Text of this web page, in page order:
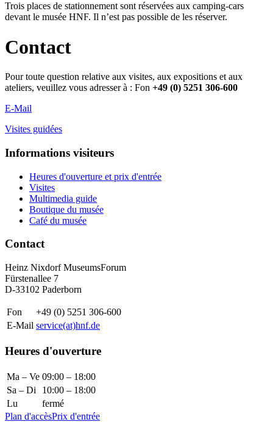
Trois places de stationnement sont réservées aux camping-cars
devant le musée HNF. Il n’est pas possible de les réserver.
Contact
Pour toute question relative aux visites, aux expositions et aux
ateliers, veuillez vous adresser à : Fon +49 (0) 5251 306-600
E-Mail
Visites guidées
Informations visiteurs
Heures d'ouverture et prix d'entrée
Visites
Multimedia guide
Boutique du musée
Café du musée
Contact
Heinz Nixdorf MuseumsForum
Fürstenallee 7
D-33102 Paderborn
Fon
+49 (0) 5251 306-600
E-Mail service(at)hnf.de
Heures d'ouverture
Ma – Ve 09:00 – 18:00
Sa – Di
10:00 – 18:00
Lu
fermé
Plan d'accèsPrix d'entrée